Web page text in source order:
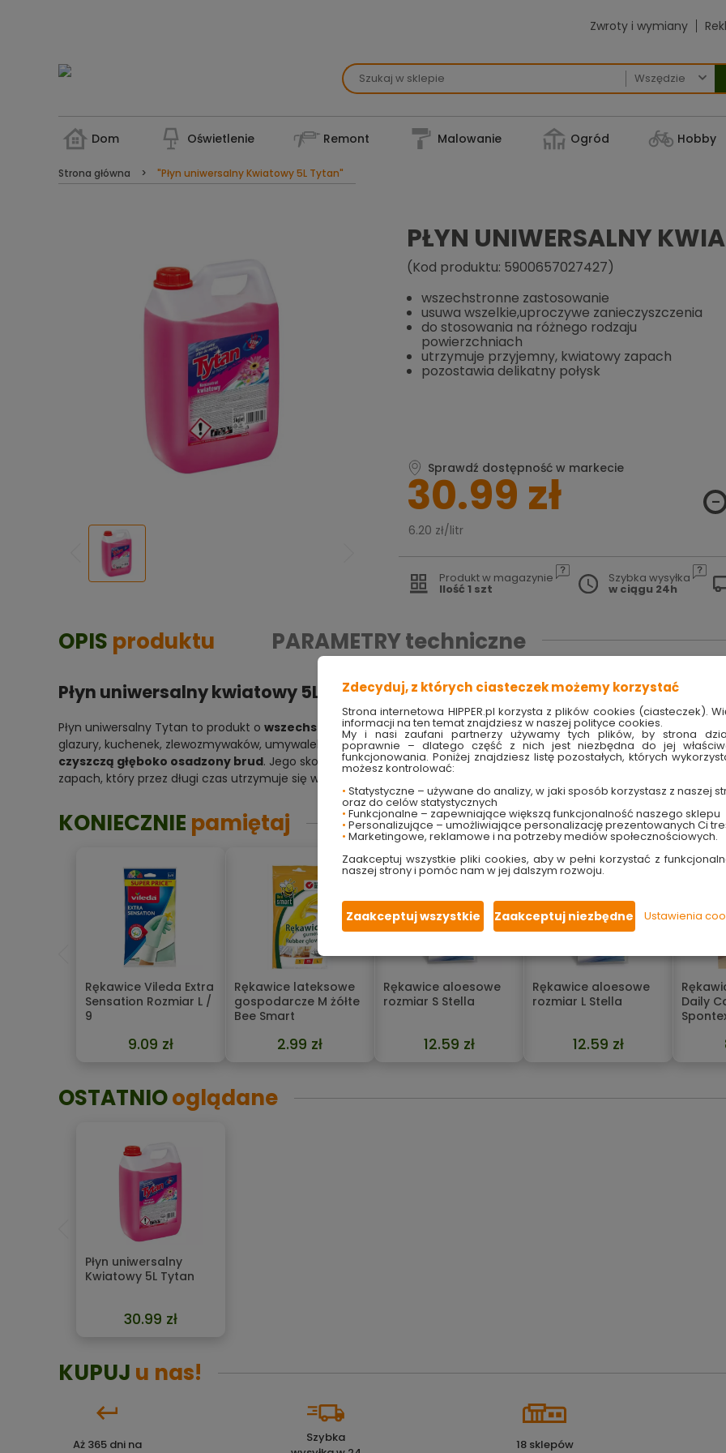
Zwroty i wymiany

Dom Oświetlenie Remont Malowanie Ogród Hobby
Strona główna "Płyn uniwersalny Kwiatowy 5L Tytan"
PŁYN UNIWERSALNY
(Kod produktu: 5900657027427)
wszechstronne zastosowanie
usuwa wszelkie,uproczywe zanieczyszczenia
do stosowania na różnego rodzaju
powierzchniach
utrzymuje przyjemny, kwiatowy zapach
pozostawia delikatny połysk
Sprawdź dostępność w markecie
30.99 zł
6.20 zł/litr
Produkt w magazynie
Ilość 1 szt
Szybka wysyłka
w ciągu 24h
OPIS produktu PARAMETRYtechniczne
Płyn uniwersalny kwiatowy 5L Tytan
Płyn uniwersalny Tytan to produkt o wszechstronnym zastosowaniu, który pomaga utrzymać czystość i świeżość
glazury, kuchenek, zlewozmywaków, umywalek i innych powierzchni zmywalnych. Skuteczność jego działania wynika
czyszczą głęboko osadzony brud. Jego skoncentrowana formuła sprawia, że jest niesamowiciewydajny, a przy
zapach, który przez długi czas utrzymuje się w pomieszczeniu.
KONIECZNIE pamiętaj
Rękawice Vileda Extra
Sensation Rozmiar L /
9
9.09 zł
Rękawice lateksowe
gospodarcze M żółte
Bee Smart
2.99 zł
Rękawice aloesowe
rozmiar S Stella
12.59 zł
Rękawice aloesowe
rozmiar L Stella
12.59 zł
Daily
OSTATNIOoglądane
Płyn uniwersalny
Kwiatowy 5L Tytan
30.99 zł
KUPUJ u nas!
Aż 365 dni na
Szybka
18 sklepów
Zdecyduj, z których ciasteczek możemy korzystać
Strona internetowa HIPPER.pl korzysta z plików cookies (ciasteczek).
informacji na ten temat znajdziesz w naszej polityce cookies.
My i nasi zaufani partnerzy używamy tych plików, by strona
poprawnie – dlatego część z nich jest niezbędna do jej
funkcjonowania. Poniżej znajdziesz listę pozostałych, których
możesz kontrolować:
• Statystyczne – używane do analizy, w jaki sposób korzystasz z naszej
oraz do celów statystycznych
• Funkcjonalne – zapewniające większą funkcjonalność naszego sklepu
• Personalizujące – umożliwiające personalizację prezentowanych Ci
• Marketingowe, reklamowe i na potrzeby mediów społecznościowych.
Zaakceptuj wszystkie pliki cookies, aby w pełni korzystać z
naszej strony i pomóc nam w jej dalszym rozwoju.
Zaakceptuj wszystkie Zaakceptuj niezbędne Ustawienia